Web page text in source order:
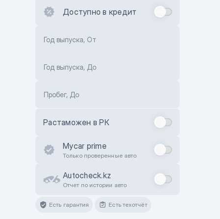
Доступно в кредит
Год выпуска, От
Год выпуска, До
Пробег, До
Растаможен в РК
Mycar prime
Только проверенные авто
Autocheck.kz
Отчет по истории авто
Есть гарантия Есть техотчёт